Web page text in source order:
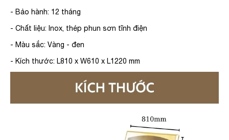
- Bảo hành: 12 tháng
- Chất liệu: Inox, thép phun sơn tĩnh điện
- Màu sắc: Vàng - đen
- Kích thước: L810 x W610 x L1220 mm